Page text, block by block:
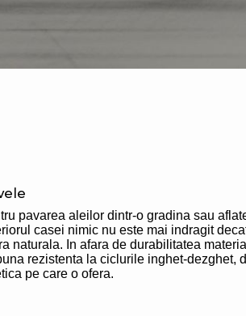
pavarea aleilor dintr-o gradina sau
casei nimic nu este mai indragit
naturala. In afara de durabilitatea
rezistenta la ciclurile inghet-dezghet,
pe care o ofera.